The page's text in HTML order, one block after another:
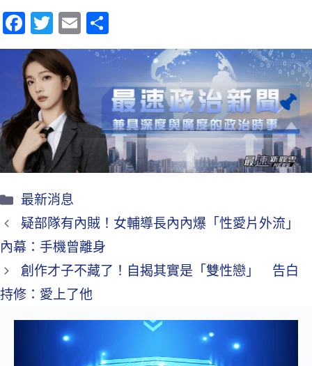
Fa
ce
b
o
o
k
T
wi
tt
er
E
m 享
最新消息
疑部隊有內賊！女輔導長內內爆「性愛片外流」
內幕：手機曾離身
創作才子不藏了！自揭其實是「雙性戀」 告白
持修：愛上了他